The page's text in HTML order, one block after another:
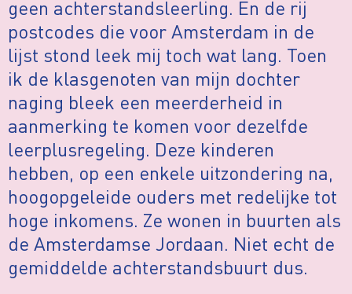
geen achterstandsleerling. En de rij
postcodes die voor Amsterdam in de
lijst stond leek mij toch wat lang. Toen
ik de klasgenoten van mijn dochter
naging bleek een meerderheid in
aanmerking te komen voor dezelfde
leerplusregeling. Deze kinderen
hebben, op een enkele uitzondering na,
hoogopgeleide ouders met redelijke tot
hoge inkomens. Ze wonen in buurten als
de Amsterdamse Jordaan. Niet echt de
gemiddelde achterstandsbuurt dus.